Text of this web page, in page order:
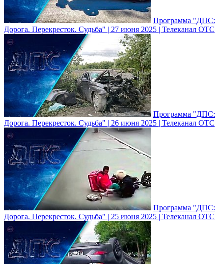
Программа "ДПС:
Дорога. Перекресток. Судьба" | 27 июня 2025 | Телеканал ОТС
Программа "ДПС:
Дорога. Перекресток. Судьба" | 26 июня 2025 | Телеканал ОТС
Программа "ДПС:
Дорога. Перекресток. Судьба" | 25 июня 2025 | Телеканал ОТС